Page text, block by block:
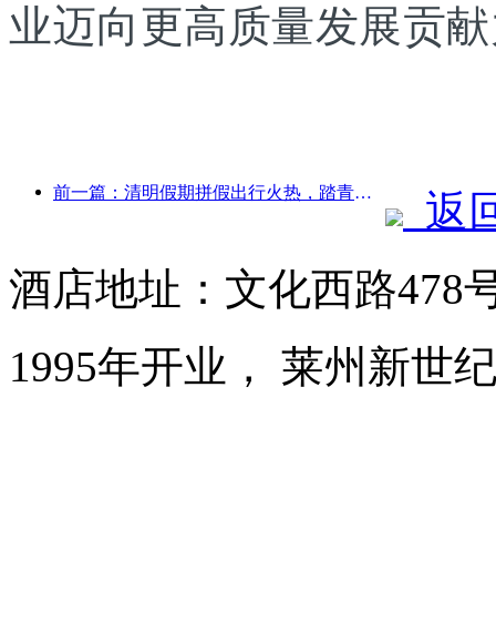
业迈向更高质量发展贡
前一篇：清明假期拼假出行火热，踏青赏花带动多城客流增长
返
酒店地址：文化西路478
1995年开业， 莱州新